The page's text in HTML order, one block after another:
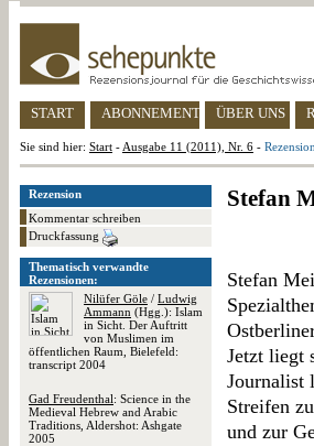
START ABONNEMENT ÜBER UNS
Sie sind hier: Start - Ausgabe 11 (2011), Nr. 6 -
Rezension
Kommentar schreiben
Druckfassung
Thematisch verwandte
Rezensionen:
Nilüfer Göle / Ludwig
Ammann (Hgg.): Islam
in Sicht. Der Auftritt
von Muslimen im
öffentlichen Raum, Bielefeld:
transcript 2004
Gad Freudenthal: Science in the
Medieval Hebrew and Arabic
Traditions, Aldershot: Ashgate
2005
Stefan
Stefan
Jetzt liegt
Journalist
Streifen
und zur